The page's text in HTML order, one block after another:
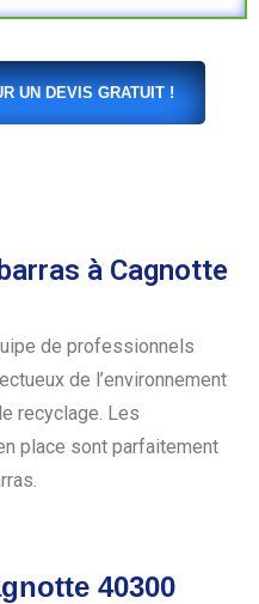
UN DEVIS GRATUIT !
à Cagnotte
de professionnels
de l’environnement
recyclage. Les
place sont parfaitement
40300